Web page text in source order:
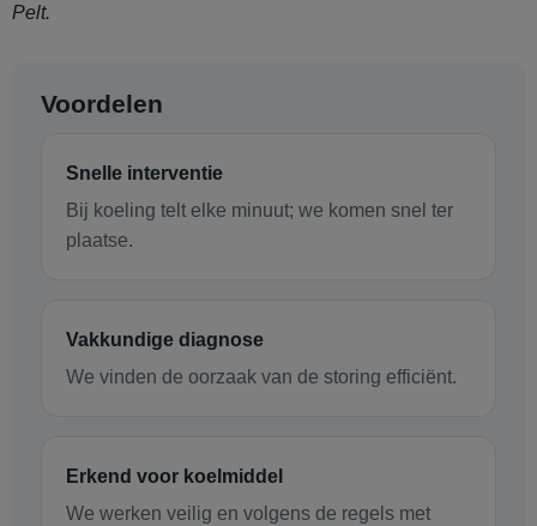
Pelt.
Voordelen
Snelle interventie
Bij koeling telt elke minuut; we komen snel ter
plaatse.
Vakkundige diagnose
We vinden de oorzaak van de storing efficiënt.
Erkend voor koelmiddel
We werken veilig en volgens de regels met